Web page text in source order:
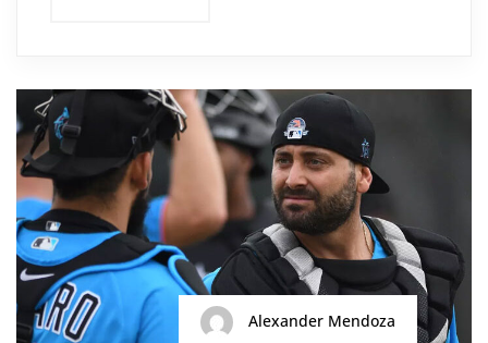
Alexander Mendoza